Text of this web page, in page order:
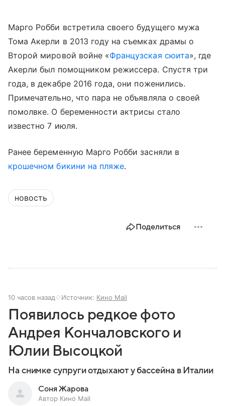
Марго Робби встретила своего будущего мужа
Тома Акерли в 2013 году на съемках драмы о
Второй мировой войне «Французская сюита», где
Акерли был помощником режиссера. Спустя три
года, в декабре 2016 года, они поженились.
Примечательно, что пара не объявляла о своей
помолвке. О беременности актрисы стало
известно 7 июля.
Ранее беременную Марго Робби засняли в
крошечном бикини на пляже.
новость
Поделиться
10 часов назад Источник: Кино Mail
Появилось редкое фото
Андрея Кончаловского и
Юлии Высоцкой
На снимке супруги отдыхают у бассейна в Италии
Соня Жарова
Автор Кино Mail